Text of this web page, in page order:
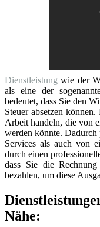
Dienstleistung wie der
als eine der
bedeutet, dass Sie den
Steuer absetzen
Arbeit handeln, die von
werden könnte.
Services als auch von
durch einen
dass Sie die
bezahlen, um diese
Nähe: